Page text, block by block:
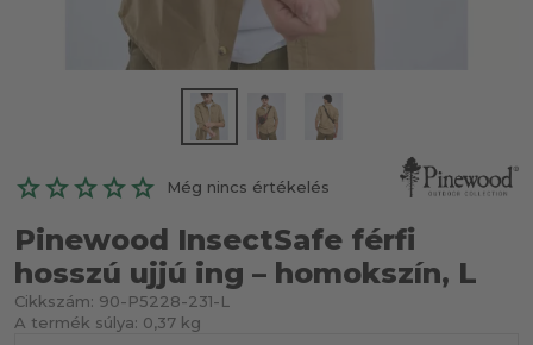
Még nincs értékelés
Pinewood InsectSafe férfi
hosszú ujjú ing – homokszín, L
Cikkszám: 90-P5228-231-L
A termék súlya: 0,37 kg